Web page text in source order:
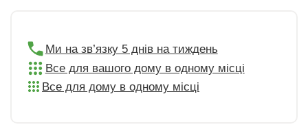
Ми на зв’язку 5 днів на тиждень
Все для вашого дому в одному місці
Все для дому в одному місці